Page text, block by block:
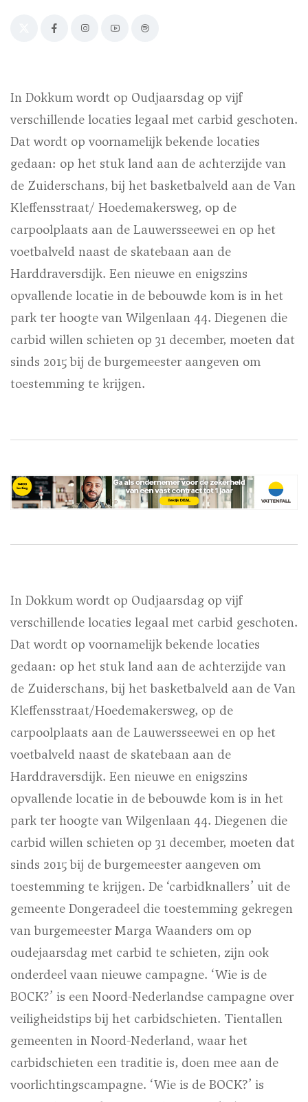
In Dokkum wordt op Oudjaarsdag op vijf
verschillende locaties legaal met carbid geschoten.
Dat wordt op voornamelijk bekende locaties
gedaan: op het stuk land aan de achterzijde van
de Zuiderschans, bij het basketbalveld aan de Van
Kleffensstraat/ Hoedemakersweg, op de
carpoolplaats aan de Lauwersseewei en op het
voetbalveld naast de skatebaan aan de
Harddraversdijk. Een nieuwe en enigszins
opvallende locatie in de bebouwde kom is in het
park ter hoogte van Wilgenlaan 44. Diegenen die
carbid willen schieten op 31 december, moeten dat
sinds 2015 bij de burgemeester aangeven om
toestemming te krijgen.
In Dokkum wordt op Oudjaarsdag op vijf
verschillende locaties legaal met carbid geschoten.
Dat wordt op voornamelijk bekende locaties
gedaan: op het stuk land aan de achterzijde van
de Zuiderschans, bij het basketbalveld aan de Van
Kleffensstraat/Hoedemakersweg, op de
carpoolplaats aan de Lauwersseewei en op het
voetbalveld naast de skatebaan aan de
Harddraversdijk. Een nieuwe en enigszins
opvallende locatie in de bebouwde kom is in het
park ter hoogte van Wilgenlaan 44. Diegenen die
carbid willen schieten op 31 december, moeten dat
sinds 2015 bij de burgemeester aangeven om
toestemming te krijgen. De ‘carbidknallers’ uit de
gemeente Dongeradeel die toestemming gekregen
van burgemeester Marga Waanders om op
oudejaarsdag met carbid te schieten, zijn ook
onderdeel vaan nieuwe campagne. ‘Wie is de
BOCK?’ is een Noord-Nederlandse campagne over
veiligheidstips bij het carbidschieten. Tientallen
gemeenten in Noord-Nederland, waar het
carbidschieten een traditie is, doen mee aan de
voorlichtingscampagne. ‘Wie is de BOCK?’ is